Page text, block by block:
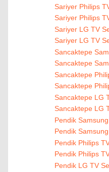
Sariyer Philips
Sariyer Philips
Sariyer LG TV
Sariyer LG TV
Sancaktepe
Sancaktepe
Sancaktepe
Sancaktepe
Sancaktepe LG
Sancaktepe LG
Pendik
Pendik
Pendik Philips
Pendik Philips
Pendik LG TV